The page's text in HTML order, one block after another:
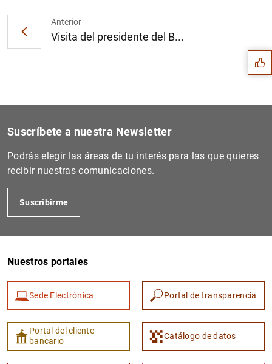
Anterior
Visita del presidente del B... Sugerencias
Suscríbete a nuestra Newsletter
Podrás elegir las áreas de tu interés para las que quieres
recibir nuestras comunicaciones.
Suscribirme
Nuestros portales
Sede Electrónica Portal de transparencia
Portal del cliente
bancario
Catálogo de datos